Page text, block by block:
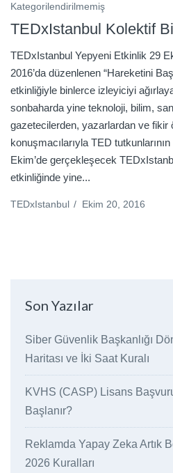
Kategorilendirilmemiş
TEDxIstanbul Kolektif
TEDxIstanbul Yepyeni Etkinlik 29
2016’da düzenlenen “Hareketini
etkinliğiyle binlerce izleyiciyi
sonbaharda yine teknoloji, bilim,
gazetecilerden, yazarlardan ve fikir
konuşmacılarıyla TED
Ekim’de gerçekleşecek
etkinliğinde yine...
TEDxIstanbul / Ekim 20, 2016
Son Yazılar
Siber Güvenlik Başkanlığı
Haritası ve İki Saat Kuralı
KVHS (CASP) Lisans
Başlanır?
Reklamda Yapay Zeka Artık
2026 Kuralları